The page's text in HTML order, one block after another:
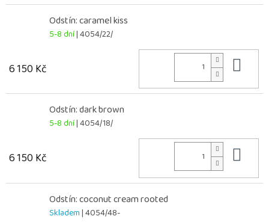
Odstín: caramel kiss
5-8 dní| 4054/22/
6 150 Kč
Odstín: dark brown
5-8 dní| 4054/18/
6 150 Kč
Odstín: coconut cream rooted
Skladem| 4054/48-